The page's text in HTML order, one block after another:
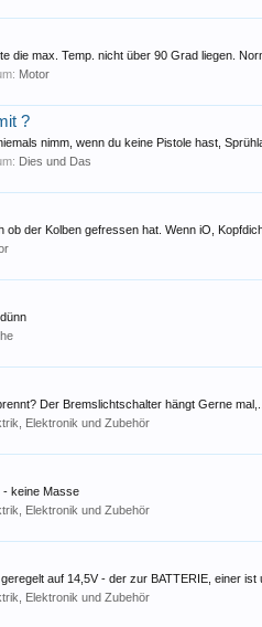
die max. Temp. nicht über 90 Grad liegen.
Motor
?
nimm, wenn du keine Pistole hast,
Dies und Das
der Kolben gefressen hat. Wenn iO,
Der Bremslichtschalter hängt Gerne mal,..
Elektronik und Zubehör
- keine Masse
Elektronik und Zubehör
auf 14,5V - der zur BATTERIE, einer ist
Elektronik und Zubehör